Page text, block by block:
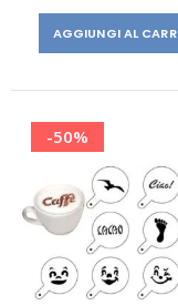
AGGIUNGI AL
-50%